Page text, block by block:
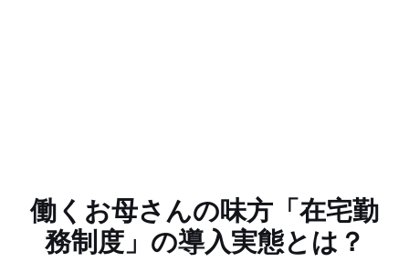
働くお母さんの味方「在宅勤
務制度」の導入実態とは？